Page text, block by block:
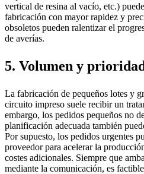
vertical de resina al vacío, etc.)
fabricación con mayor rapidez y
obsoletos pueden ralentizar el
de averías.
5. Volumen y
La fabricación de pequeños lotes y
circuito impreso suele recibir un
embargo, los pedidos pequeños no
planificación adecuada también
Por supuesto, los pedidos urgentes
proveedor para acelerar la
costes adicionales. Siempre que
mediante la comunicación, es